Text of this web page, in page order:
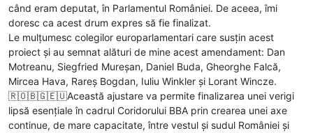
când eram deputat, în Parlamentul României. De aceea, îmi
doresc ca acest drum expres să fie finalizat.
Le mulțumesc colegilor europarlamentari care susțin acest
proiect și au semnat alături de mine acest amendament: Dan
Motreanu, Siegfried Mureșan, Daniel Buda, Gheorghe Falcă,
Mircea Hava, Rareș Bogdan, Iuliu Winkler și Lorant Wincze.
🇷🇴🇧🇬🇪🇺Această ajustare va permite finalizarea unei verigi
lipsă esențiale în cadrul Coridorului BBA prin crearea unei axe
continue, de mare capacitate, între vestul și sudul României și